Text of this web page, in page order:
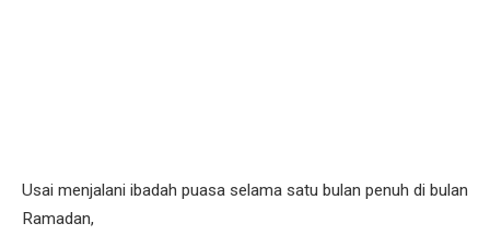
Usai menjalani ibadah puasa selama satu bulan penuh di bulan
Ramadan,